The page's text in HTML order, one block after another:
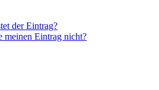
der Eintrag?
meinen Eintrag nicht?